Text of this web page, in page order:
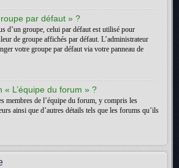
par défaut » ?
d’un groupe, celui par défaut est utilisé pour
de groupe affichés par défaut. L’administrateur
votre groupe par défaut via votre panneau de
« L’équipe du forum » ?
membres de l’équipe du forum, y compris les
ainsi que d’autres détails tels que les forums qu’ils